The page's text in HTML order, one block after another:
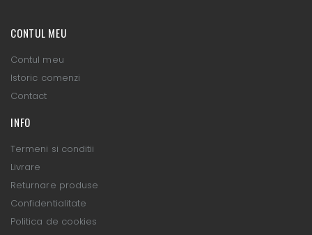
CONTUL MEU
Contul meu
Istoric comenzi
Contact
INFO
Termeni si conditii
Livrare
Returnare produse
Confidentialitate
Politica de cookies